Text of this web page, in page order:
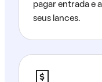
pagar entrada e
seus lances.